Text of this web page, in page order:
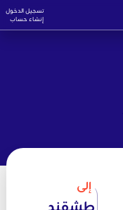
تسجيل الدخول
إنشاء حساب
إلى
طشقند